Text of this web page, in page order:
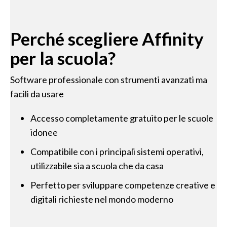
Perché scegliere Affinity
per la scuola?
Software professionale con strumenti avanzati ma
facili da usare
Accesso completamente gratuito per le scuole
idonee
Compatibile con i principali sistemi operativi,
utilizzabile sia a scuola che da casa
Perfetto per sviluppare competenze creative e
digitali richieste nel mondo moderno